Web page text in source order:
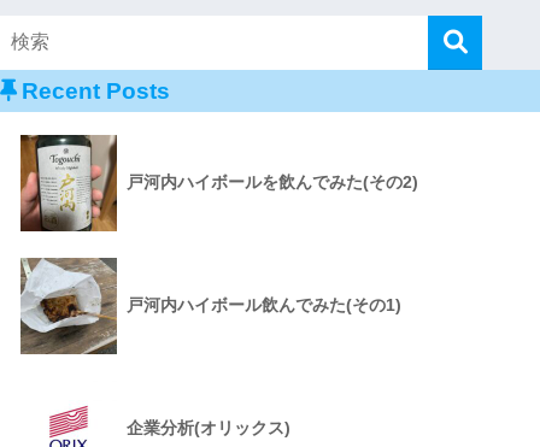
Recent Posts
戸河内ハイボールを飲んでみた(その2)
戸河内ハイボール飲んでみた(その1)
企業分析(オリックス)